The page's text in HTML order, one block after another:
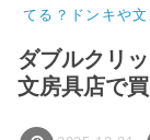
てる？ドンキや
ダブルクリ
文房具店で